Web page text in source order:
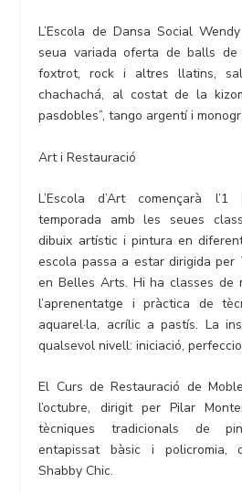
L’Escola de Dansa Social
seua variada oferta de balls
foxtrot, rock i altres llatins,
chachachá, al costat de la
pasdobles”, tango argentí i
Art i Restauració
L’Escola d’Art començarà
temporada amb les seues
dibuix artístic i pintura en
escola passa a estar dirigida per
en Belles Arts. Hi ha classes de
l’aprenentatge i pràctica de
aquarel·la, acrílic a pastís. La
qualsevol nivell: iniciació,
El Curs de Restauració de
l’octubre, dirigit per Pilar
tècniques tradicionals de
entapissat bàsic i policromia,
Shabby Chic.